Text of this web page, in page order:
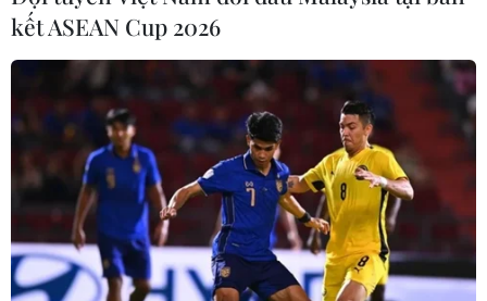
vào lưới Olympic Hàn Quốc ở trận thua 1-3 của Việt
Nam tại bán kết môn bóng đá nam Đại hội Thể thao
châu Á 2018.
kết ASEAN Cup 2026